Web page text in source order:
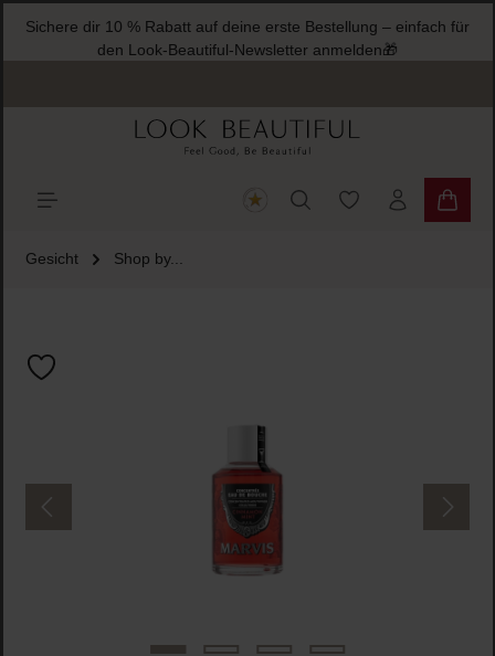
springen
Sichere dir 10 % Rabatt auf deine erste
den Look-Beautiful-Newsletter
Du hast 0
Gesicht Shop by...